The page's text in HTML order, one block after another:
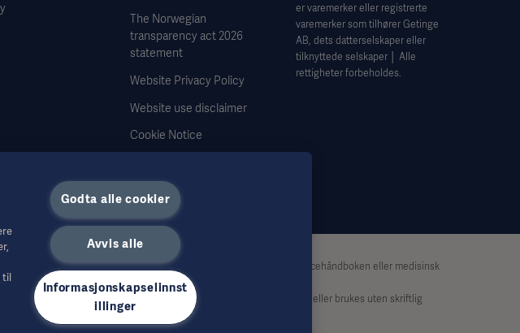
The Norwegian
transparency act 2026
statement
Website Privacy Policy
Website use disclaimer
Cookie Notice
er varemerker eller registrerte
varemerker som tilhører Getinge
AB, dets datterselskaper eller
tilknyttede selskaper │ Alle
rettigheter forbeholdes.
ikke uttømmende og erstatter derfor ikke bruksanvisningen, servicehåndboken eller medisinsk
bærer risikoen for sin bruk av materialet.
hvor du bor. Informasjonen kan verken helt eller delvis kopieres eller brukes uten skriftlig
til
Godta alle cookier
Avvis alle
Informasjonskapselinnst
illinger